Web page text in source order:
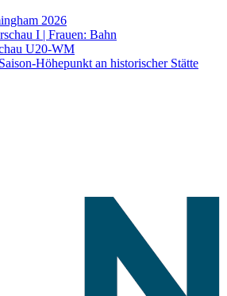
2026
I | Frauen: Bahn
U20-WM
Höhepunkt an historischer Stätte